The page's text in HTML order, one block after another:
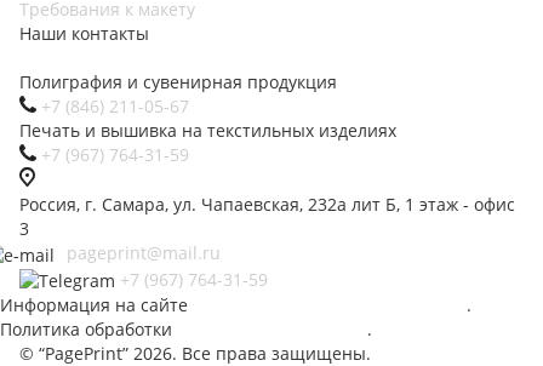
Требования к макету
Наши контакты
Полиграфия и сувенирная продукция
+7 (846) 211-05-67
Печать и вышивка на текстильных изделиях
+7 (967) 764-31-59
Россия, г. Самара, ул. Чапаевская, 232а лит Б, 1 этаж - офис
3
pageprint@mail.ru
+7 (967) 764-31-59
Информация на сайте
.
Политика обработки
.
© “PagePrint” 2026. Все права защищены.